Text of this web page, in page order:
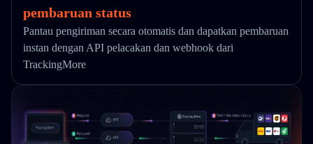
pembaruan status
Pantau pengiriman secara otomatis dan dapatkan pembaruan
instan dengan API pelacakan dan webhook dari
TrackingMore